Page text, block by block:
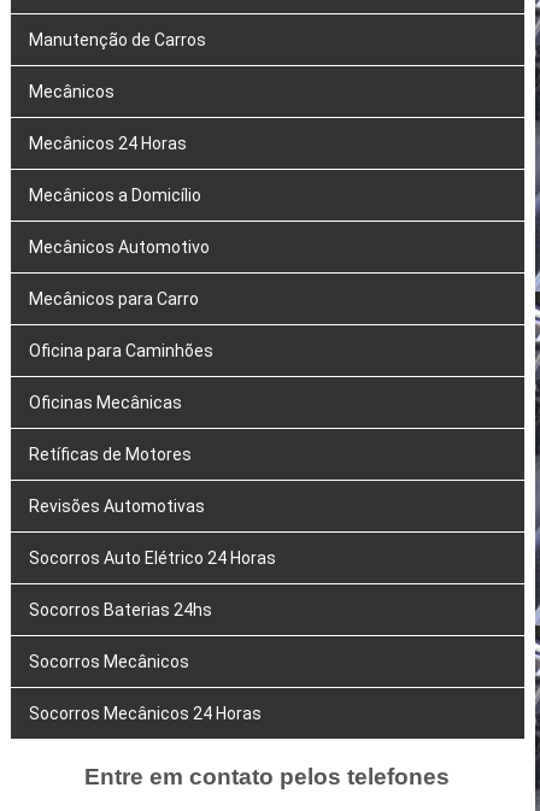
Manutenção de Carros
Mecânicos
Mecânicos 24 Horas
Mecânicos a Domicílio
Mecânicos Automotivo
Mecânicos para Carro
Oficina para Caminhões
Oficinas Mecânicas
Retíficas de Motores
Revisões Automotivas
Socorros Auto Elétrico 24 Horas
Socorros Baterias 24hs
Socorros Mecânicos
Socorros Mecânicos 24 Horas
Entre em contato pelos telefones